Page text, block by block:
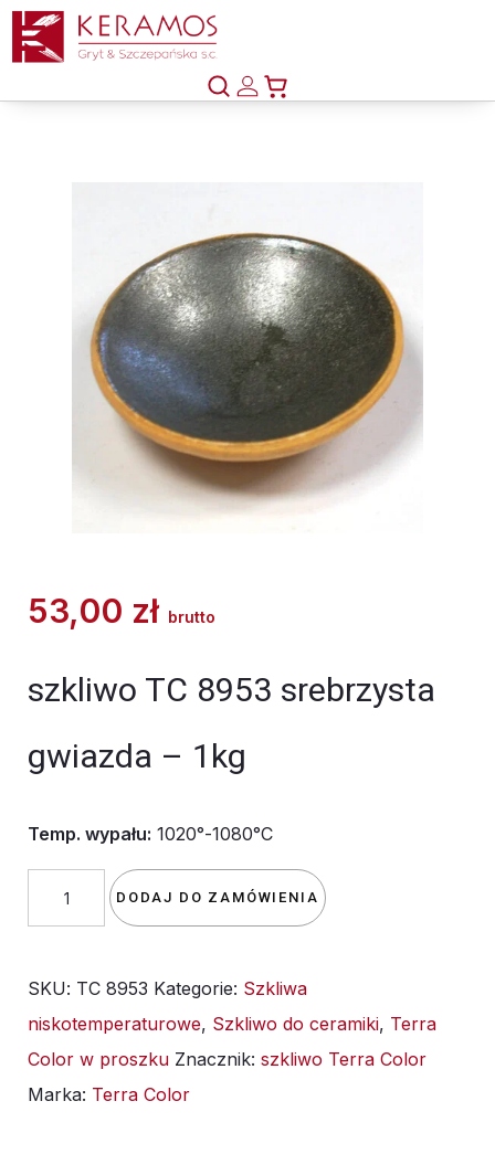
53,00 zł brutto
szkliwo TC 8953 srebrzysta
gwiazda – 1kg
Temp. wypału: 1020°-1080°C
szkliwo
8953
srebrzysta
gwiazda
-
DODAJ DO ZAMÓWIENIA
SKU: TC 8953 Kategorie: Szkliwa
niskotemperaturowe, Szkliwo do ceramiki, Terra
Color w proszku Znacznik: szkliwo Terra Color
Marka: Terra Color